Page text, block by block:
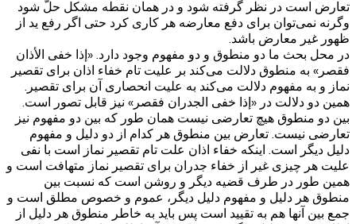
تعارض است در نظر گرفته شود و در همان نقطه مشکل حلّ شود
وگرنه نمی‌توان برای دفع معارضه هر کاری کرد حتی اگر رفع ید از
ظهور غیر معارض باشد.
در محل بحث ما دو منطوق و دو مفهوم وجود دارد. «إذا خفی الأذان
فقصر» به منطوق دلالت می‌کند بر علیت تام خفاء اذان برای تقصیر
نماز و به مفهوم دلالت می‌کند به علیت انحصاری آن برای تقصیر.
همین دو دلالت در «إذا خفی الجدران فقصر» نیز قابل تصور است.
بین دو منطوق هیچ تعارضی نیست همان طور که بین دو مفهوم نیز
تعارضی نیست. تعارض بین منطوق هر کدام از دو دلیل و مفهوم
دلیل دیگر است. اینکه خفاء اذان علت تام تقصیر نماز است با نفی
علیت هر چیزی غیر از خفاء جدران برای تقصیر نماز متهافت است و
همین طور در طرف قضیه دیگر و روشن است که نسبت بین
منطوق هر دلیل و مفهوم دلیل دیگر، عموم و خصوص مطلق است و
جمع بین آنها هم به تقیید است پس باید به خاطر منطوق هر دلیل از